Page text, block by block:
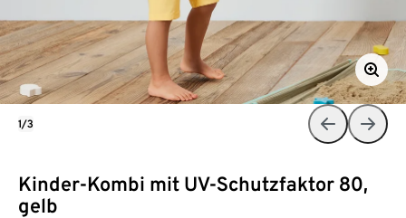
Kinder-Kombi mit UV-Schutzfaktor 80,
gelb
1/3